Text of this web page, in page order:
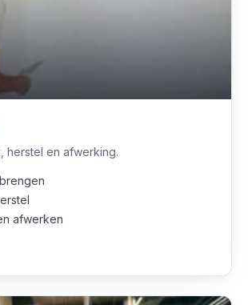
herstel en afwerking.
afwerken